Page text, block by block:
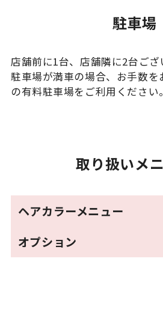
駐車場
店舗前に1台、店舗隣に2台ござ
駐車場が満車の場合、お手数
の有料駐車場をご利用ください。
取り扱いメ
ヘアカラーメニュー
オプション